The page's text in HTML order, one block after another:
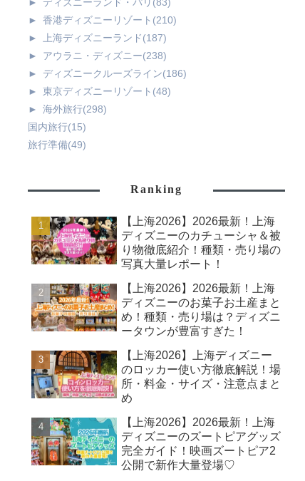
►
ディズニーランド・パリ (83)
►
香港ディズニーリゾート (210)
►
上海ディズニーランド(187)
►
アウラニ・ディズニー(238)
►
ディズニークルーズライン(186)
►
東京ディズニーリゾート (48)
►
海外旅行(298)
国内旅行(15)
旅行準備(49)
Ranking
【上海2026】2026最新！上海
ディズニーのカチューシャ＆被
り物徹底紹介！種類・売り場の
写真大量レポート！
【上海2026】2026最新！上海
ディズニーのお菓子お土産まと
め！種類・売り場は？ディズニ
ータウンが豊富すぎた！
【上海2026】上海ディズニー
のロッカー使い方徹底解説！場
所・料金・サイズ・注意点まと
め
【上海2026】2026最新！上海
ディズニーのズートピアグッズ
完全ガイド！映画ズートピア2
公開で新作大量登場♡